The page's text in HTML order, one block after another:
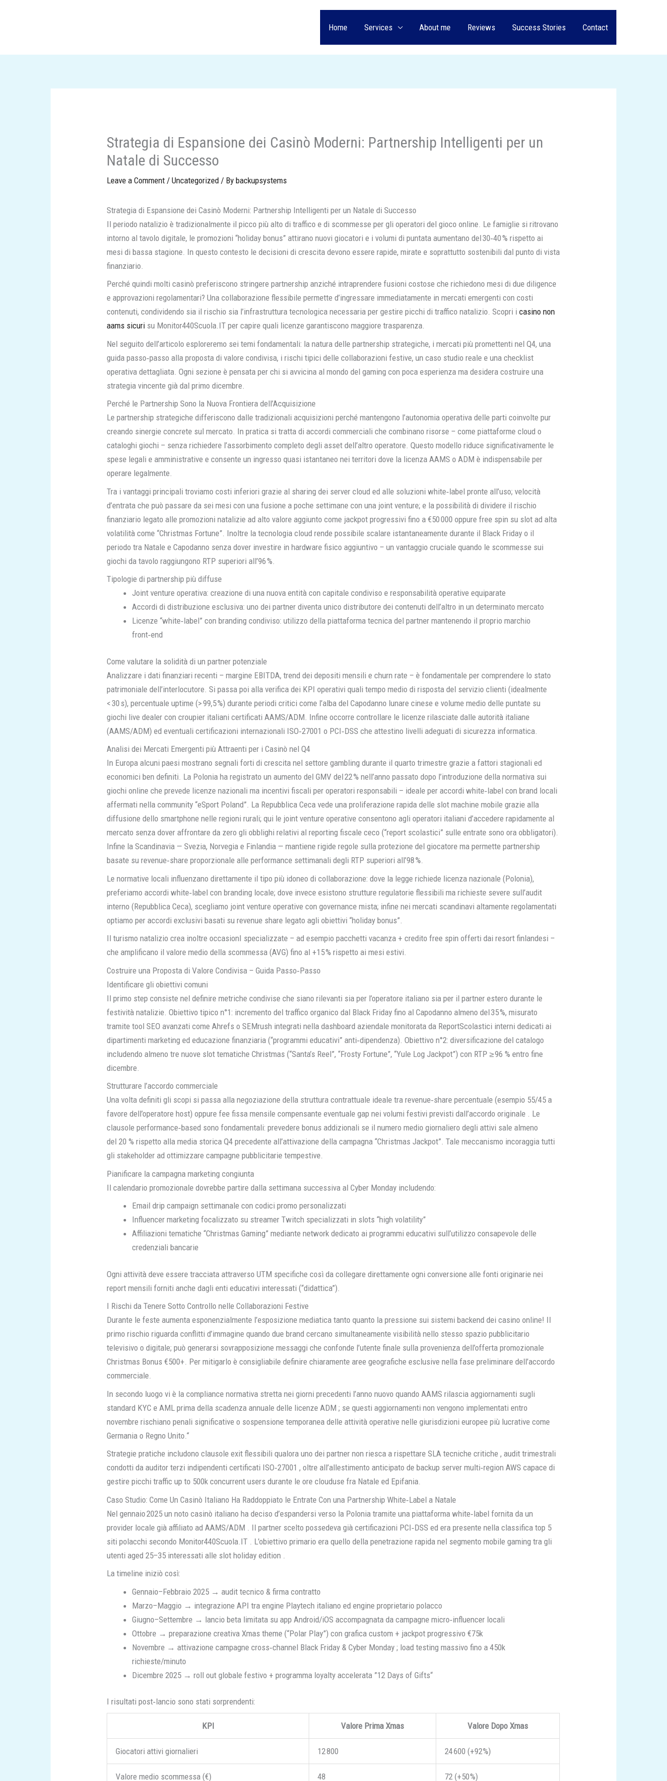
Home Services About me Reviews Success Stories Contact
Strategia di Espansione dei Casinò Moderni: Partnership Intelligenti per un
Natale di Successo
Leave a Comment /Uncategorized / Bybackupsystems
Strategia di Espansione dei Casinò Moderni: Partnership Intelligenti per un Natale di Successo
Il periodo natalizio è tradizionalmente il picco più alto di traffico e di scommesse per gli operatori del gioco online. Le famiglie si ritrovano
intorno al tavolo digitale, le promozioni “holiday bonus” attirano nuovi giocatori e i volumi di puntata aumentano del 30‑40 % rispetto ai
mesi di bassa stagione. In questo contesto le decisioni di crescita devono essere rapide, mirate e soprattutto sostenibili dal punto di vista
finanziario.
Perché quindi molti casinò preferiscono stringere partnership anziché intraprendere fusioni costose che richiedono mesi di due diligence
e approvazioni regolamentari? Una collaborazione flessibile permette d’ingressare immediatamente in mercati emergenti con costi
contenuti, condividendo sia il rischio sia l’infrastruttura tecnologica necessaria per gestire picchi di traffico natalizio. Scopri icasino non
aams sicuri su Monitor440Scuola.IT per capire quali licenze garantiscono maggiore trasparenza.
Nel seguito dell’articolo esploreremo sei temi fondamentali: la natura delle partnership strategiche, i mercati più promettenti nel Q4, una
guida passo‑passo alla proposta di valore condivisa, i rischi tipici delle collaborazioni festive, un caso studio reale e una checklist
operativa dettagliata. Ogni sezione è pensata per chi si avvicina al mondo del gaming con poca esperienza ma desidera costruire una
strategia vincente già dal primo dicembre.
Perché le Partnership Sono la Nuova Frontiera dell’Acquisizione
Le partnership strategiche differiscono dalle tradizionali acquisizioni perché mantengono l’autonomia operativa delle parti coinvolte pur
creando sinergie concrete sul mercato. In pratica si tratta di accordi commerciali che combinano risorse – come piattaforme cloud o
cataloghi giochi – senza richiedere l’assorbimento completo degli asset dell’altro operatore. Questo modello riduce significativamente le
spese legali e amministrative e consente un ingresso quasi istantaneo nei territori dove la licenza AAMS o ADM è indispensabile per
operare legalmente.
Tra i vantaggi principali troviamo costi inferiori grazie al sharing dei server cloud ed alle soluzioni white‑label pronte all’uso; velocità
d’entrata che può passare da sei mesi con una fusione a poche settimane con una joint venture; e la possibilità di dividere il rischio
finanziario legato alle promozioni natalizie ad alto valore aggiunto come jackpot progressivi fino a €50 000 oppure free spin su slot ad alta
volatilità come “Christmas Fortune”. Inoltre la tecnologia cloud rende possibile scalare istantaneamente durante il Black Friday o il
periodo tra Natale e Capodanno senza dover investire in hardware fisico aggiuntivo – un vantaggio cruciale quando le scommesse sui
giochi da tavolo raggiungono RTP superiori all’96 %.
Tipologie di partnership più diffuse
Joint venture operativa: creazione di una nuova entità con capitale condiviso e responsabilità operative equiparate
Accordi di distribuzione esclusiva: uno dei partner diventa unico distributore dei contenuti dell’altro in un determinato mercato
Licenze “white‑label” con branding condiviso: utilizzo della piattaforma tecnica del partner mantenendo il proprio marchio
front‑end
Come valutare la solidità di un partner potenziale
Analizzare i dati finanziari recenti – margine EBITDA, trend dei depositi mensili e churn rate – è fondamentale per comprendere lo stato
patrimoniale dell’interlocutore. Si passa poi alla verifica dei KPI operativi quali tempo medio di risposta del servizio clienti (idealmente
< 30 s), percentuale uptime (> 99,5 %) durante periodi critici come l’alba del Capodanno lunare cinese e volume medio delle puntate su
giochi live dealer con croupier italiani certificati AAMS/ADM. Infine occorre controllare le licenze rilasciate dalle autorità italiane
(AAMS/ADM) ed eventuali certificazioni internazionali ISO‑27001 o PCI‑DSS che attestino livelli adeguati di sicurezza informatica.
Analisi dei Mercati Emergenti più Attraenti per i Casinò nel Q4
In Europa alcuni paesi mostrano segnali forti di crescita nel settore gambling durante il quarto trimestre grazie a fattori stagionali ed
economici ben definiti. La Polonia ha registrato un aumento del GMV del 22 % nell’anno passato dopo l’introduzione della normativa sui
giochi online che prevede licenze nazionali ma incentivi fiscali per operatori responsabili – ideale per accordi white‑label con brand locali
affermati nella community “eSport Poland”. La Repubblica Ceca vede una proliferazione rapida delle slot machine mobile grazie alla
diffusione dello smartphone nelle regioni rurali; qui le joint venture operative consentono agli operatori italiani d’accedere rapidamente al
mercato senza dover affrontare da zero gli obblighi relativi al reporting fiscale ceco (“report scolastici” sulle entrate sono ora obbligatori).
Infine la Scandinavia — Svezia, Norvegia e Finlandia — mantiene rigide regole sulla protezione del giocatore ma permette partnership
basate su revenue‑share proporzionale alle performance settimanali degli RTP superiori all’98 %.
Le normative locali influenzano direttamente il tipo più idoneo di collaborazione: dove la legge richiede licenza nazionale (Polonia),
preferiamo accordi white‑label con branding locale; dove invece esistono strutture regulatorie flessibili ma richieste severe sull’audit
interno (Repubblica Ceca), scegliamo joint venture operative con governance mista; infine nei mercati scandinavi altamente regolamentati
optiamo per accordi exclusivi basati su revenue share legato agli obiettivi “holiday bonus”.
Il turismo natalizio crea inoltre occasionI specializzate – ad esempio pacchetti vacanza + credito free spin offerti dai resort finlandesi –
che amplificano il valore medio della scommessa (AVG) fino al +15 % rispetto ai mesi estivi.
Costruire una Proposta di Valore Condivisa – Guida Passo‑Passo
Identificare gli obiettivi comuni
Il primo step consiste nel definire metriche condivise che siano rilevanti sia per l’operatore italiano sia per il partner estero durante le
festività natalizie. Obiettivo tipico n°1: incremento del traffico organico dal Black Friday fino al Capodanno almeno del 35 %, misurato
tramite tool SEO avanzati come Ahrefs o SEMrush integrati nella dashboard aziendale monitorata da ReportScolastici interni dedicati ai
dipartimenti marketing ed educazione finanziaria (“programmi educativi” anti‐dipendenza). Obiettivo n°2: diversificazione del catalogo
includendo almeno tre nuove slot tematiche Christmas (“Santa’s Reel”, “Frosty Fortune”, “Yule Log Jackpot”) con RTP ≥ 96 % entro fine
dicembre.
Strutturare l’accordo commerciale
Una volta definiti gli scopi si passa alla negoziazione della struttura contrattuale ideale tra revenue‑share percentuale (esempio 55/45 a
favore dell’operatore host) oppure fee fissa mensile compensante eventuale gap nei volumi festivi previsti dall’accordo originale . Le
clausole performance‑based sono fondamentali: prevedere bonus addizionali se il numero medio giornaliero degli attivi sale almeno
del 20 % rispetto alla media storica Q4 precedente all’attivazione della campagna “Christmas Jackpot”. Tale meccanismo incoraggia tutti
gli stakeholder ad ottimizzare campagne pubblicitarie tempestive.
Pianificare la campagna marketing congiunta
Il calendario promozionale dovrebbe partire dalla settimana successiva al Cyber Monday includendo:
Email drip campaign settimanale con codici promo personalizzati
Influencer marketing focalizzato su streamer Twitch specializzati in slots “high volatility”
Affiliazioni tematiche “Christmas Gaming” mediante network dedicato ai programmi educativi sull’utilizzo consapevole delle
credenziali bancarie
Ogni attività deve essere tracciata attraverso UTM specifiche così da collegare direttamente ogni conversione alle fonti originarie nei
report mensili forniti anche dagli enti educativi interessati (“didattica”).
I Rischi da Tenere Sotto Controllo nelle Collaborazioni Festive
Durante le feste aumenta esponenzialmente l’esposizione mediatica tanto quanto la pressione sui sistemi backend dei casino online! Il
primo rischio riguarda conflitti d’immagine quando due brand cercano simultaneamente visibilità nello stesso spazio pubblicitario
televisivo o digitale; può generarsi sovrapposizione messaggi che confonde l’utente finale sulla provenienza dell’offerta promozionale
Christmas Bonus €500+. Per mitigarlo è consigliabile definire chiaramente aree geografiche esclusive nella fase preliminare dell’accordo
commercial​e​.
In secondo luogo vi è la compliance normativa stretta nei giorni precedenti l’anno nuovo quando AAMS rilascia aggiornamenti sugli
standard KYC e AML prima della scadenza annuale delle licenze ADM ; se questi aggiornamenti non vengono implementati entro
novembre rischiano penali significative o sospensione temporanea delle attività operative nelle giurisdizioni europee più lucrative come
Germania o Regno Unito.“
Strategie pratiche includono clausole exit flessibili qualora uno dei partner non riesca a rispettare SLA tecniche critiche , audit trimestrali
condotti da auditor terzi indipendenti certificati ISO‑27001 , oltre all’allestimento anticipato de backup server multi‑region AWS capace di
gestire picchi traffic up to 500k concurrent users durante le ore clouduse fra Natale ed Epifania.
Caso Studio: Come Un Casinò Italiano Ha Raddoppiato le Entrate Con una Partnership White‑Label a Natale
Nel gennaio 2025 un noto casinò italiano ha deciso d’espandersi verso la Polonia tramite una piattaforma white‑label fornita da un
provider locale già affiliato ad AAMS/ADM . Il partner scelto possedeva già certificazioni PCI‐DSS ed era presente nella classifica top 5
siti polacchi secondo Monitor440Scuola.IT . L’obiettivo primario era quello della penetrazione rapida nel segmento mobile gaming tra gli
utenti aged 25–35 interessati alle slot holiday edition .
La timeline iniziò così:
Gennaio–Febbraio 2025 → audit tecnico & firma contratto
Marzo–Maggio → integrazione API tra engine Playtech italiano ed engine proprietario polacco
Giugno–Settembre → lancio beta limitata su app Android/iOS accompagnata da campagne micro‐influencer locali
Ottobre → preparazione creativa Xmas theme (“Polar Play”) con grafica custom + jackpot progressivo €75k
Novembre → attivazione campagne cross‐channel Black Friday & Cyber Monday ; load testing massivo fino a 450k
richieste/minuto
Dicembre 2025 → roll out globale festivo + programma loyalty accelerata ”12 Days of Gifts“
I risultati post‐lancio sono stati sorprendenti:
KPI Valore Prima Xmas Valore Dopo Xmas
Giocatori attivi giornalieri 12 800 24 600 (+92 %)
Valore medio scommessa (€) 48 72 (+50 %)